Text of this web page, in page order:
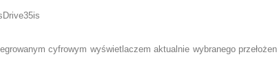
cyfrowym wyświetlaczem aktualnie wybranego